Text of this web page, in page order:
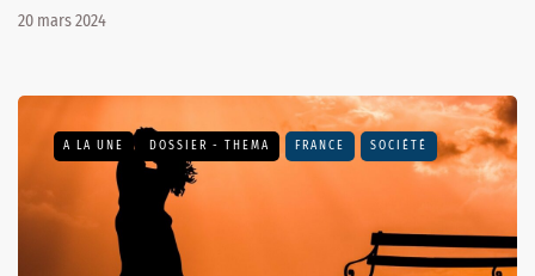
20 mars 2024
A LA UNE DOSSIER - THEMA FRANCE SOCIÉTÉ